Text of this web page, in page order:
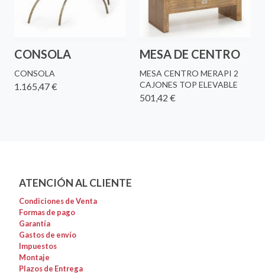
CONSOLA
CONSOLA
1.165,47 €
MESA DE CENTRO
MESA CENTRO MERAPI 2
CAJONES TOP ELEVABLE
501,42 €
ATENCIÓN AL CLIENTE
Condiciones de Venta
Formas de pago
Garantía
Gastos de envío
Impuestos
Montaje
Plazos de Entrega